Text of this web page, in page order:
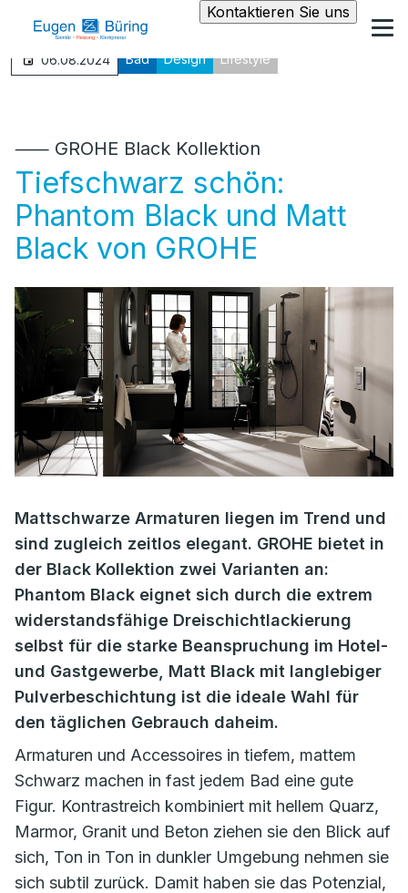
Kontaktieren Sie uns
06.08.2024 Bad Design Lifestyle
⸺ GROHE Black Kollektion
Tiefschwarz schön:
Phantom Black und Matt
Black von GROHE
Mattschwarze Armaturen liegen im Trend und
sind zugleich zeitlos elegant. GROHE bietet in
der Black Kollektion zwei Varianten an:
Phantom Black eignet sich durch die extrem
widerstandsfähige Dreischichtlackierung
selbst für die starke Beanspruchung im Hotel-
und Gastgewerbe, Matt Black mit langlebiger
Pulverbeschichtung ist die ideale Wahl für
den täglichen Gebrauch daheim.
Armaturen und Accessoires in tiefem, mattem
Schwarz machen in fast jedem Bad eine gute
Figur. Kontrastreich kombiniert mit hellem Quarz,
Marmor, Granit und Beton ziehen sie den Blick auf
sich, Ton in Ton in dunkler Umgebung nehmen sie
sich subtil zurück. Damit haben sie das Potenzial,